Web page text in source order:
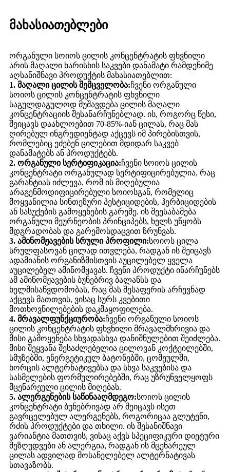
მახასიათებლები
ორგანული სოიოს ცილის კონცენტრატის ფხვნილი
არის მაღალი ხარისხის საკვები დანამატი რამდენიმე
აღსანიშნავი პროდუქტის მახასიათებლით:
1. მაღალი ცილის შემცველობა:ჩვენი ორგანული
სოიოს ცილის კონცენტრატის ფხვნილი
საგულდაგულოდ მუშავდება ცილის მაღალი
კონცენტრაციის შესანარჩუნებლად. ის, როგორც წესი,
შეიცავს დაახლოებით 70-85%-იან ცილას, რაც მას
ღირებულ ინგრედიენტად აქცევს იმ პირებისთვის,
რომლებიც ეძებენ ცილებით მდიდარ საკვებ
დანამატებს ან პროდუქტებს.
2. ორგანული სერტიფიკაცია:ჩვენი სოიოს ცილის
კონცენტრატი ორგანულად სერტიფიცირებულია, რაც
გარანტიას იძლევა, რომ ის მიღებულია
არაგენმოდიფიცირებული სოიოსგან, რომელიც
მოყვანილია სინთეზური პესტიციდების, ჰერბიციდების
ან სასუქების გამოყენების გარეშე. ის შეესაბამება
ორგანული მეურნეობის პრინციპებს, ხელს უწყობს
მდგრადობას და გარემოსდაცვით ზრუნვას.
3. ამინომჟავების სრული პროფილი:სოიოს ცილა
სრულფასოვან ცილად ითვლება, რადგან ის შეიცავს
ადამიანის ორგანიზმისთვის აუცილებელ ყველა
აუცილებელ ამინომჟავას. ჩვენი პროდუქტი ინარჩუნებს
ამ ამინომჟავების ბუნებრივ ბალანსს და
ხელმისაწვდომობას, რაც მას შესაფერის არჩევნად
აქცევს მათთვის, ვისაც სურს კვებითი
მოთხოვნილებების დაკმაყოფილება.
4. მრავალფუნქციურობა:ჩვენი ორგანული სოიოს
ცილის კონცენტრატის ფხვნილი მრავალმხრივია და
მისი გამოყენება სხვადასხვა დანიშნულებით შეიძლება.
მისი შეყვანა შესაძლებელია ცილოვან კოქტეილებში,
სმუზებში, ენერგეტიკულ ბატონებში, ცომეულში,
ხორცის ალტერნატივებსა და სხვა საკვებისა და
სასმელების ფორმულირებებში, რაც უზრუნველყოფს
მცენარეული ცილის მიღებას.
5. ალერგენების საწინააღმდეგო:სოიოს ცილის
კონცენტრატი ბუნებრივად არ შეიცავს ისეთ
გავრცელებულ ალერგენებს, როგორიცაა გლუტენი,
რძის პროდუქტები და თხილი. ის შესანიშნავი
ვარიანტია მათთვის, ვისაც აქვს სპეციფიკური დიეტური
შეზღუდვები ან ალერგია, რადგან ის მცენარეულ
ცილას ადვილად მოსანელებელ ალტერნატივას
სთავაზობს.